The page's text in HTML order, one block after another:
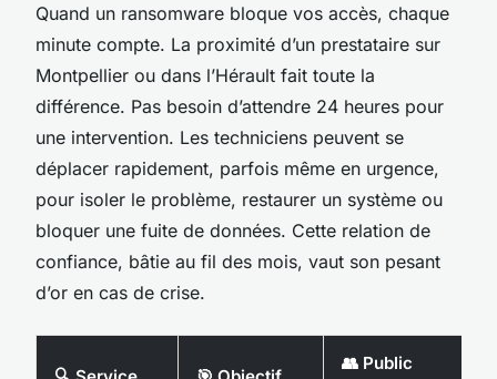
Quand un ransomware bloque vos accès, chaque
minute compte. La proximité d’un prestataire sur
Montpellier ou dans l’Hérault fait toute la
différence. Pas besoin d’attendre 24 heures pour
une intervention. Les techniciens peuvent se
déplacer rapidement, parfois même en urgence,
pour isoler le problème, restaurer un système ou
bloquer une fuite de données. Cette relation de
confiance, bâtie au fil des mois, vaut son pesant
d’or en cas de crise.
👥 Public